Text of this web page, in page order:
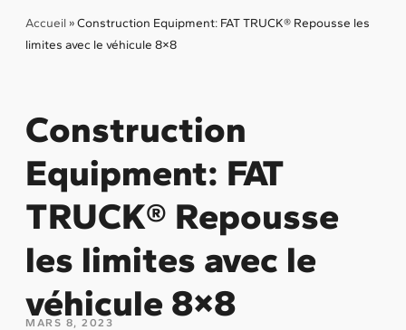
Accueil »Construction Equipment: FAT TRUCK® Repousse les
limites avec le véhicule 8×8
Construction
Equipment: FAT
TRUCK® Repousse
les limites avec le
véhicule 8×8
MARS 8, 2023